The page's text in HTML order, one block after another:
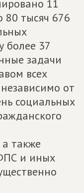
11
80 тысяч 676
более 37
задачи
всех
от
социальных
также
и иных